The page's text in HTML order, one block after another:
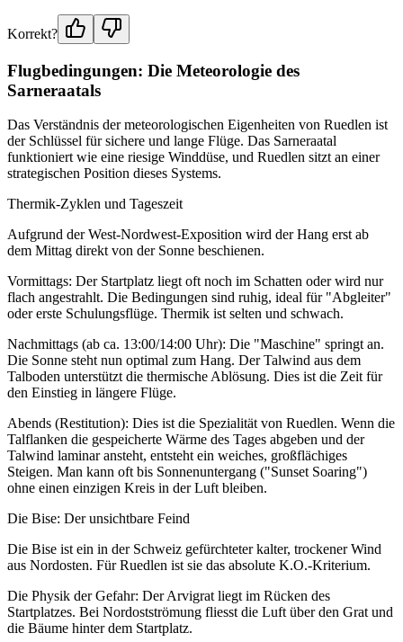
Korrekt?
Flugbedingungen: Die Meteorologie des
Sarneraatals
Das Verständnis der meteorologischen Eigenheiten von Ruedlen ist
der Schlüssel für sichere und lange Flüge. Das Sarneraatal
funktioniert wie eine riesige Winddüse, und Ruedlen sitzt an einer
strategischen Position dieses Systems.
Thermik-Zyklen und Tageszeit
Aufgrund der West-Nordwest-Exposition wird der Hang erst ab
dem Mittag direkt von der Sonne beschienen.
Vormittags: Der Startplatz liegt oft noch im Schatten oder wird nur
flach angestrahlt. Die Bedingungen sind ruhig, ideal für "Abgleiter"
oder erste Schulungsflüge. Thermik ist selten und schwach.
Nachmittags (ab ca. 13:00/14:00 Uhr): Die "Maschine" springt an.
Die Sonne steht nun optimal zum Hang. Der Talwind aus dem
Talboden unterstützt die thermische Ablösung. Dies ist die Zeit für
den Einstieg in längere Flüge.
Abends (Restitution): Dies ist die Spezialität von Ruedlen. Wenn die
Talflanken die gespeicherte Wärme des Tages abgeben und der
Talwind laminar ansteht, entsteht ein weiches, großflächiges
Steigen. Man kann oft bis Sonnenuntergang ("Sunset Soaring")
ohne einen einzigen Kreis in der Luft bleiben.
Die Bise: Der unsichtbare Feind
Die Bise ist ein in der Schweiz gefürchteter kalter, trockener Wind
aus Nordosten. Für Ruedlen ist sie das absolute K.O.-Kriterium.
Die Physik der Gefahr: Der Arvigrat liegt im Rücken des
Startplatzes. Bei Nordostströmung fliesst die Luft über den Grat und
die Bäume hinter dem Startplatz.